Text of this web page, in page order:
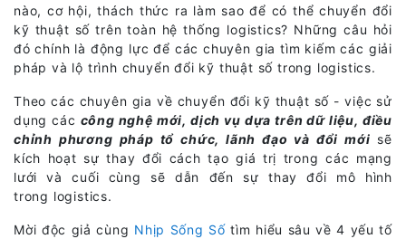
nào, cơ hội, thách thức ra làm sao để có thể chuyển đổi
kỹ thuật số trên toàn hệ thống logistics? Những câu hỏi
đó chính là động lực để các chuyên gia tìm kiếm các giải
pháp và lộ trình chuyển đổi kỹ thuật số trong logistics.
Theo các chuyên gia về chuyển đổi kỹ thuật số - việc sử
dụng các công nghệ mới, dịch vụ dựa trên dữ liệu, điều
chỉnh phương pháp tổ chức, lãnh đạo và đổi mới sẽ
kích hoạt sự thay đổi cách tạo giá trị trong các mạng
lưới và cuối cùng sẽ dẫn đến sự thay đổi mô hình
trong logistics.
Mời độc giả cùng Nhịp Sống Sốtìm hiểu sâu về 4 yếu tố